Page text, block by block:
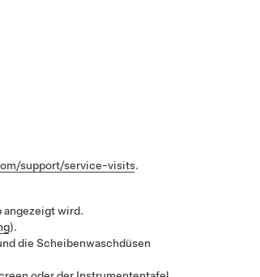
support/service-visits.
wird.
).
die Scheibenwaschdüsen